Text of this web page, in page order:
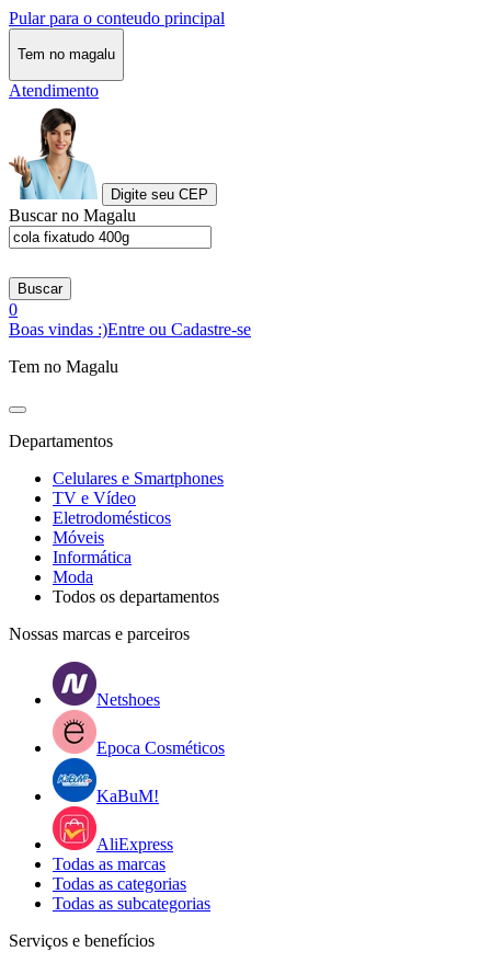
Pular para o conteudo principal
Tem no magalu
Atendimento
Digite seu CEP
Buscar no Magalu
Buscar
0
Boas vindas :)Entre ou Cadastre-se
Tem no Magalu
Departamentos
Celulares e Smartphones
TV e Vídeo
Eletrodomésticos
Móveis
Informática
Moda
Todos os departamentos
Nossas marcas e parceiros
Netshoes
Epoca Cosméticos
KaBuM!
AliExpress
Todas as marcas
Todas as categorias
Todas as subcategorias
Serviços e benefícios